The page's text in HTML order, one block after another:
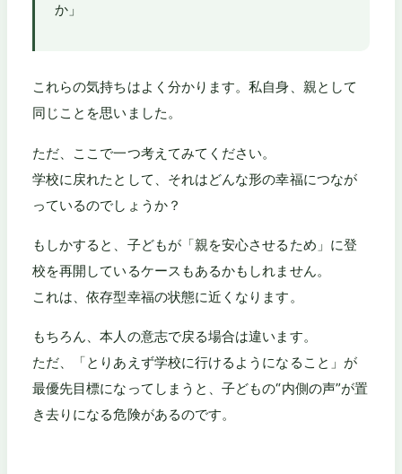
か」
これらの気持ちはよく分かります。私自身、親として
同じことを思いました。
ただ、ここで一つ考えてみてください。
学校に戻れたとして、それはどんな形の幸福につなが
っているのでしょうか？
もしかすると、子どもが「親を安心させるため」に登
校を再開しているケースもあるかもしれません。
これは、依存型幸福の状態に近くなります。
もちろん、本人の意志で戻る場合は違います。
ただ、「とりあえず学校に行けるようになること」が
最優先目標になってしまうと、子どもの“内側の声”が置
き去りになる危険があるのです。